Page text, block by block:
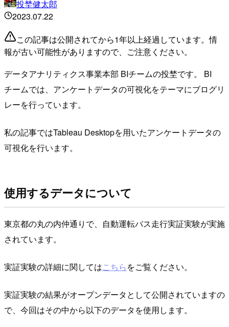
投埜健太郎
2023.07.22
この記事は公開されてから1年以上経過しています。情
報が古い可能性がありますので、ご注意ください。
データアナリティクス事業本部 BIチームの投埜です。 BI
チームでは、アンケートデータの可視化をテーマにブログリ
レーを行っています。
私の記事ではTableau Desktopを用いたアンケートデータの
可視化を行います。
使用するデータについて
東京都の丸の内仲通りで、自動運転バス走行実証実験が実施
されています。
実証実験の詳細に関してはこちらをご覧ください。
実証実験の結果がオープンデータとして公開されていますの
で、今回はその中から以下のデータを使用します。